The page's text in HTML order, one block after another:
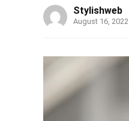
Stylishweb
August 16, 2022